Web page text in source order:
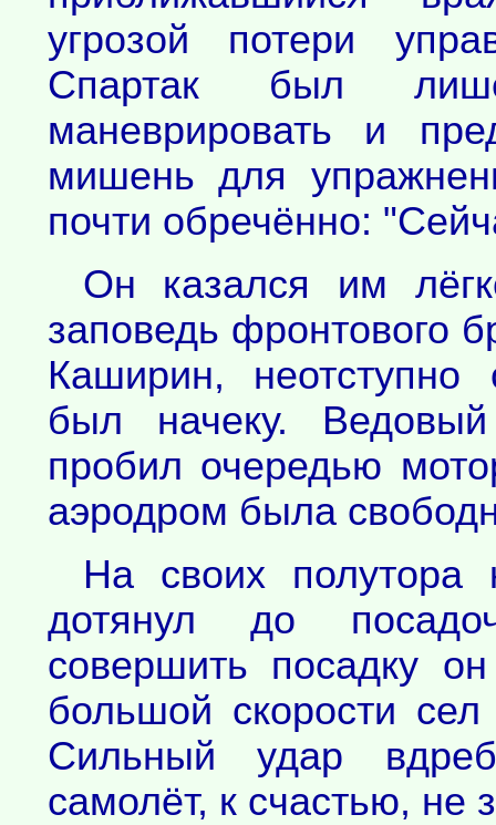
угрозой потери
Спартак был
маневрировать и
мишень для
почти обречённо:
Он казался им
заповедь фронтового
Каширин,
был начеку.
пробил очередью
аэродром была
На своих полутора
дотянул до
совершить посадку
большой скорости
Сильный удар
самолёт, к счастью, не